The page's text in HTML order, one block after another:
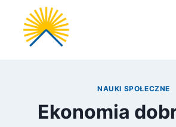
Przejdź
treści
NAUKI SPOŁECZNE
Ekonomia